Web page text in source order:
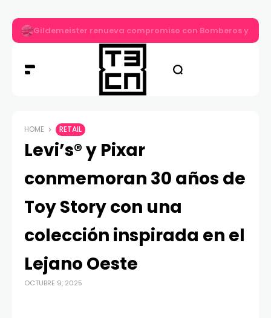
Gildemeister renueva compromiso con Bomberos y
HOME RETAIL
Levi’s® y Pixar
conmemoran 30 años de
Toy Story con una
colección inspirada en el
Lejano Oeste
OCTUBRE 9, 2025